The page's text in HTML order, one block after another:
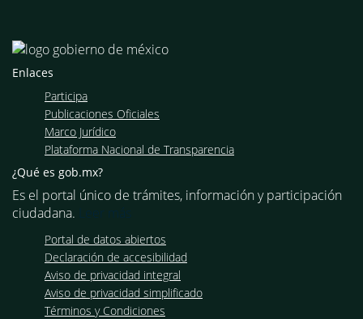
Enlaces
Participa
Publicaciones Oficiales
Marco Jurídico
Plataforma Nacional de Transparencia
¿Qué es gob.mx?
Es el portal único de trámites, información y participación
ciudadana. Leer más
Portal de datos abiertos
Declaración de accesibilidad
Aviso de privacidad integral
Aviso de privacidad simplificado
Términos y Condiciones